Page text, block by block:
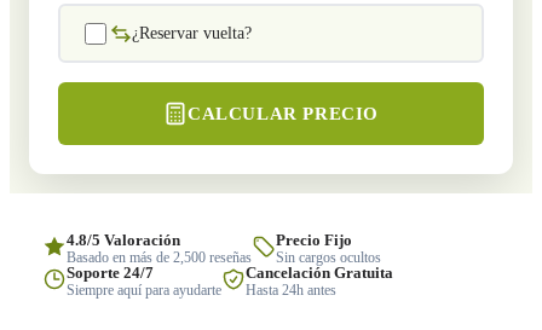
¿Reservar vuelta?
CALCULAR PRECIO
4.8/5 Valoración
Basado en más de 2,500 reseñas
Precio Fijo
Sin cargos ocultos
Soporte 24/7
Siempre aquí para ayudarte
Cancelación Gratuita
Hasta 24h antes